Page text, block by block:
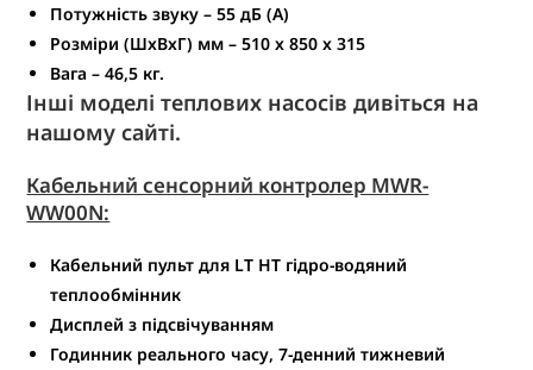
Потужність звуку – 55 дБ (А)
Розміри (ШxВxГ) мм – 510 x 850 x 315
Вага – 46,5 кг.
Інші моделі теплових насосів дивіться на
нашому сайті.
Кабельний сенсорний контролер MWR-
WW00N:
Кабельний пульт для LT HT гідро-водяний
теплообмінник
Дисплей з підсвічуванням
Годинник реального часу, 7-денний тижневий